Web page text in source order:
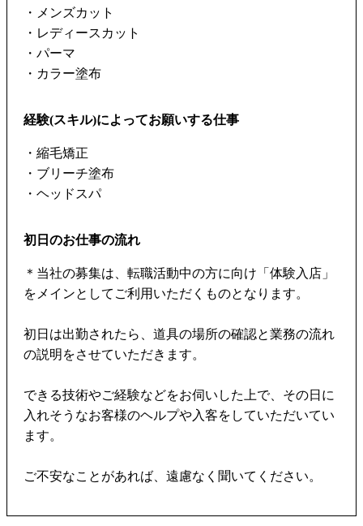
・メンズカット
・レディースカット
・パーマ
・カラー塗布
経験(スキル)によってお願いする仕事
・縮毛矯正
・ブリーチ塗布
・ヘッドスパ
初日のお仕事の流れ
＊当社の募集は、転職活動中の方に向け「体験入店」
をメインとしてご利用いただくものとなります。
初日は出勤されたら、道具の場所の確認と業務の流れ
の説明をさせていただきます。
できる技術やご経験などをお伺いした上で、その日に
入れそうなお客様のヘルプや入客をしていただいてい
ます。
ご不安なことがあれば、遠慮なく聞いてください。